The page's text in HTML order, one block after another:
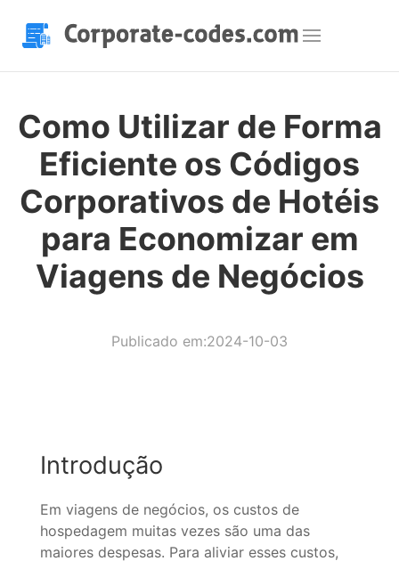
Como Utilizar de Forma
Eficiente os Códigos
Corporativos de Hotéis
para Economizar em
Viagens de Negócios
Publicado em:2024-10-03
Introdução
Em viagens de negócios, os custos de
hospedagem muitas vezes são uma das
maiores despesas. Para aliviar esses custos,